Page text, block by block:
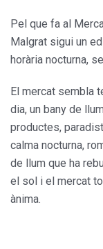
Pel que fa al
Malgrat sigui un
horària nocturna,
El mercat sembla
dia, un bany de
productes,
calma nocturna,
de llum que ha
el sol i el mercat
ànima.